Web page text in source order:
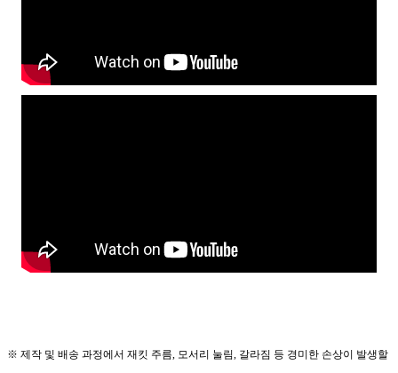
※ 제작 및 배송 과정에서 재킷 주름, 모서리 눌림, 갈라짐 등 경미한 손상이 발생할